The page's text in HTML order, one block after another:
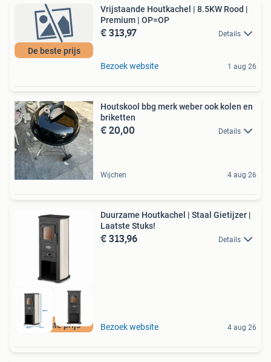
De beste prijs
Vrijstaande Houtkachel | 8.5KW Rood |
Premium | OP=OP
€ 313,97 Details
Bezoek website 1 aug 26
Houtskool bbg merk weber ook kolen en
briketten
€ 20,00 Details
Wijchen 4 aug 26
De beste prijs
Duurzame Houtkachel | Staal Gietijzer |
Laatste Stuks!
€ 313,96 Details
Bezoek website 4 aug 26